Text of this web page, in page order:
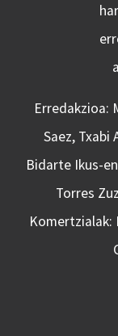
Erredakzioa:
Saez, Txabi
Bidarte Ikus-
Torres
Komertzialak: